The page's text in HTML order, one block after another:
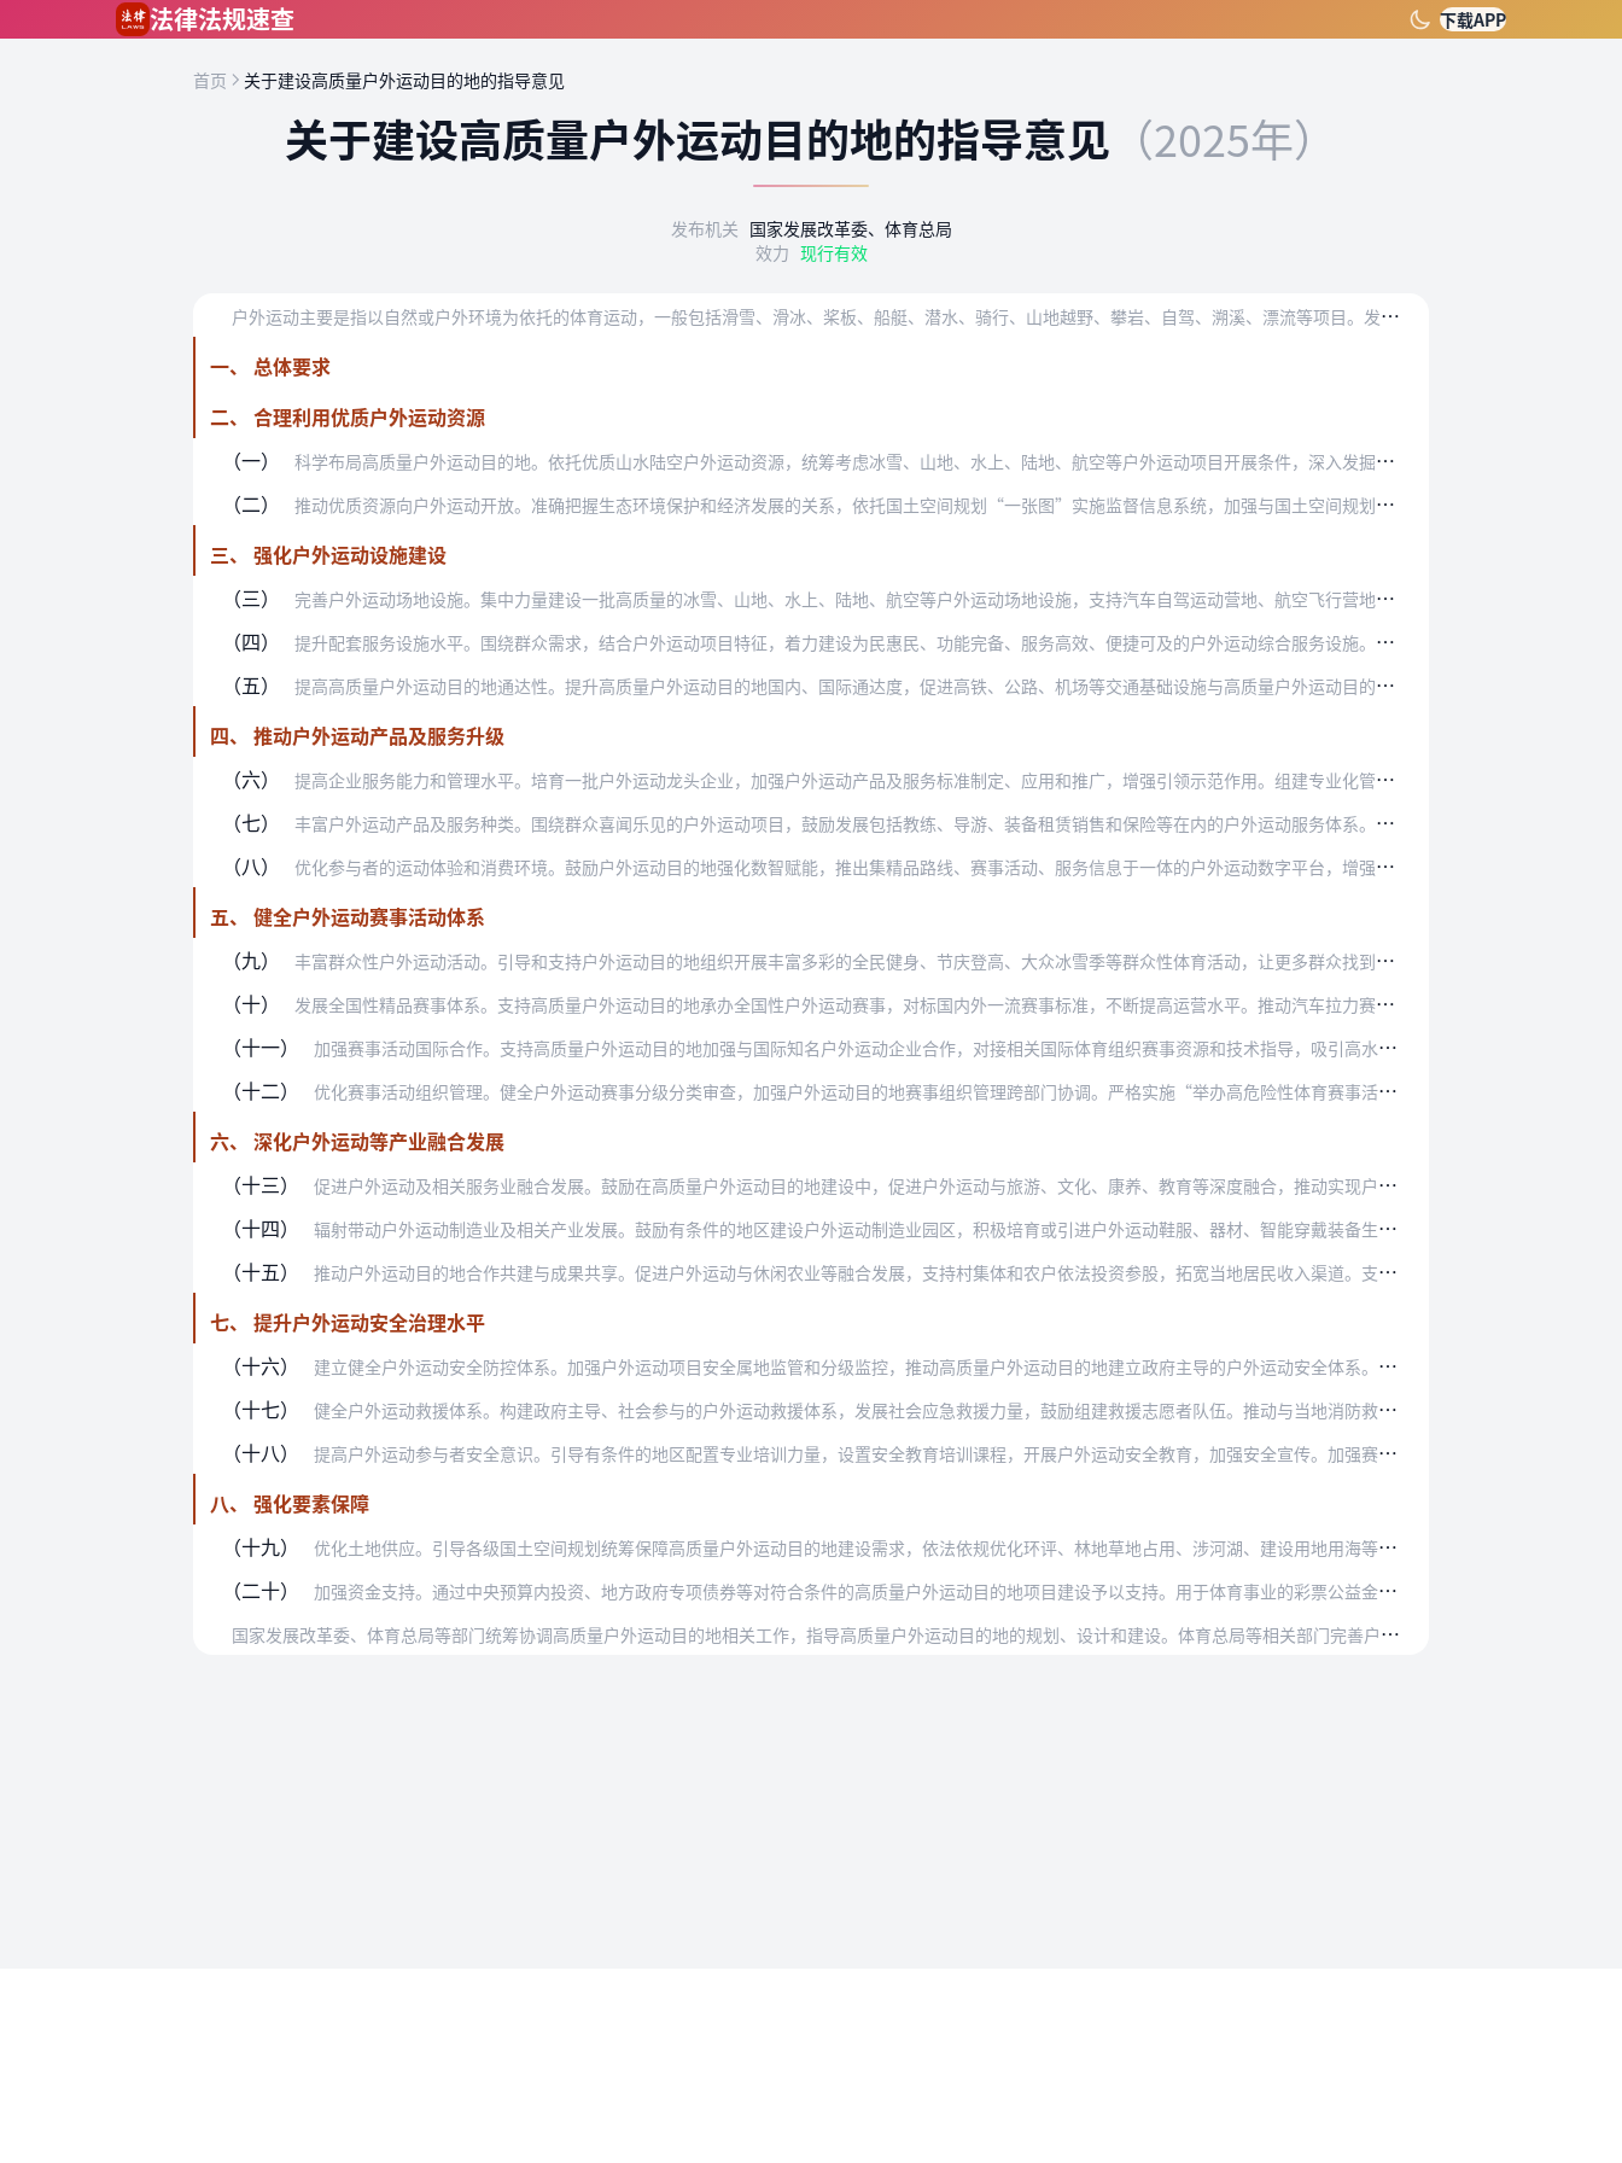
法律法规速查 下载APP
首页 关于建设高质量户外运动目的地的指导意见
关于建设高质量户外运动目的地的指导意见 （2025年）
发布机关 国家发展改革委、体育总局
效力 现行有效
户
外运动主要是指以自然或户外环境为依托的体育运动，一般包括滑雪、滑冰、桨板、船艇、潜水、骑行、山地越野、攀岩、自驾、溯溪、漂流等项目。发展户外运动是满足人民群众…
一、 总体要求
二、 合理利用优质户外运动资源
（一）
科学布局高质量户外运动目的地。依托优质山水陆空户外运动资源，统筹考虑冰雪、山地、水上、陆地、航空等户外运动项目开展条件，深入发掘区域比较优势，合理确定高质量户外…
（二） 推动优质资源向户外运动开放。准确把握生态环境保护和经济发展的关系，依托国土空间规划“一张图”实施监督信息系统，加强与国土空间规划的衔接，严格遵守耕地和永久基本农…
三、 强化户外运动设施建设
（三）
完善户外运动场地设施。集中力量建设一批高质量的冰雪、山地、水上、陆地、航空等户外运动场地设施，支持汽车自驾运动营地、航空飞行营地、登山营地、船艇码头等建设。倡导…
（四） 提升配套服务设施水平。围绕群众需求，结合户外运动项目特征，着力建设为民惠民、功能完备、服务高效、便捷可及的户外运动综合服务设施。运动区域设置标识标牌、设备寄存、…
（五） 提高高质量户外运动目的地通达性。提升高质量户外运动目的地国内、国际通达度，促进高铁、公路、机场等交通基础设施与高质量户外运动目的地高效衔接。推进高质量户外运动目…
四、 推动户外运动产品及服务升级
（六）
提高企业服务能力和管理水平。培育一批户外运动龙头企业，加强户外运动产品及服务标准制定、应用和推广，增强引领示范作用。组建专业化管理和教练队伍，加强管理实务、运动…
（七） 丰富户外运动产品及服务种类。围绕群众喜闻乐见的户外运动项目，鼓励发展包括教练、导游、装备租赁销售和保险等在内的户外运动服务体系。鼓励模式创新、引进合作等方式，不…
（八） 优化参与者的运动体验和消费环境。鼓励户外运动目的地强化数智赋能，推出集精品路线、赛事活动、服务信息于一体的户外运动数字平台，增强赛事报名、线路规划、应急救援等服…
五、 健全户外运动赛事活动体系
（九）
丰富群众性户外运动活动。引导和支持户外运动目的地组织开展丰富多彩的全民健身、节庆登高、大众冰雪季等群众性体育活动，让更多群众找到适合的参与方式。推广徒步、登山、…
（十） 发展全国性精品赛事体系。支持高质量户外运动目的地承办全国性户外运动赛事，对标国内外一流赛事标准，不断提高运营水平。推动汽车拉力赛、房车露营集结赛、越野赛、帆船赛…
（十一） 加强赛事活动国际合作。支持高质量户外运动目的地加强与国际知名户外运动企业合作，对接相关国际体育组织赛事资源和技术指导，吸引高水平国际赛事在当地落户。对标赛事国际…
（十二） 优化赛事活动组织管理。健全户外运动赛事分级分类审查，加强户外运动目的地赛事组织管理跨部门协调。严格实施“举办高危险性体育赛事活动”行政许可，明确主办方、承办方、…
六、 深化户外运动等产业融合发展
（十三）
促进户外运动及相关服务业融合发展。鼓励在高质量户外运动目的地建设中，促进户外运动与旅游、文化、康养、教育等深度融合，推动实现户外运动项目全空间、全季节、全时段覆…
（十四） 辐射带动户外运动制造业及相关产业发展。鼓励有条件的地区建设户外运动制造业园区，积极培育或引进户外运动鞋服、器材、智能穿戴装备生产企业，支持运动器材设备自主研发。…
（十五） 推动户外运动目的地合作共建与成果共享。促进户外运动与休闲农业等融合发展，支持村集体和农户依法投资参股，拓宽当地居民收入渠道。支持公建民营等模式，调动民营企业参与…
七、 提升户外运动安全治理水平
（十六）
建立健全户外运动安全防控体系。加强户外运动项目安全属地监管和分级监控，推动高质量户外运动目的地建立政府主导的户外运动安全体系。落实国家相关安全标准，户外运动区域…
（十七） 健全户外运动救援体系。构建政府主导、社会参与的户外运动救援体系，发展社会应急救援力量，鼓励组建救援志愿者队伍。推动与当地消防救援、医疗等部门建立紧密合作关系，鼓…
（十八） 提高户外运动参与者安全意识。引导有条件的地区配置专业培训力量，设置安全教育培训课程，开展户外运动安全教育，加强安全宣传。加强赛事活动前的风险讲解、标识提示设置和…
八、 强化要素保障
（十九）
优化土地供应。引导各级国土空间规划统筹保障高质量户外运动目的地建设需求，依法依规优化环评、林地草地占用、涉河湖、建设用地用海等审批流程，鼓励依法利用集体建设用地…
（二十） 加强资金支持。通过中央预算内投资、地方政府专项债券等对符合条件的高质量户外运动目的地项目建设予以支持。用于体育事业的彩票公益金可按规定支持户外运动公益项目。通过…
国
家发展改革委、体育总局等部门统筹协调高质量户外运动目的地相关工作，指导高质量户外运动目的地的规划、设计和建设。体育总局等相关部门完善户外运动标准体系。省级人民…